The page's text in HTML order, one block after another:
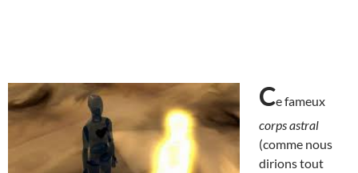
Ce fameux
corps astral
(comme nous
dirions tout